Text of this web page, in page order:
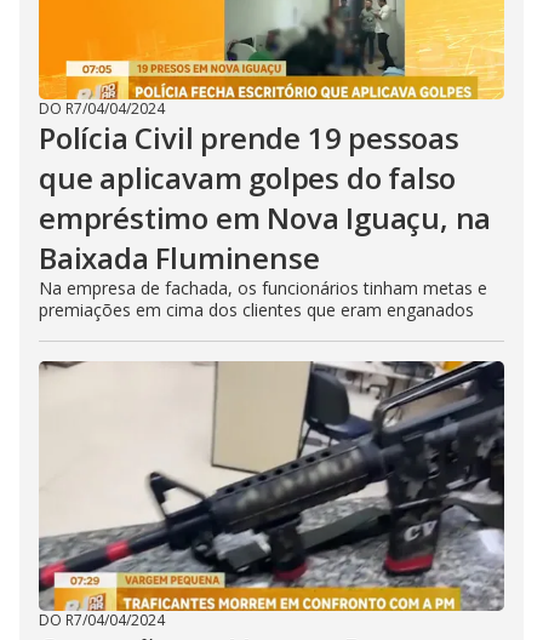
DO R7/04/04/2024
Polícia Civil prende 19 pessoas
que aplicavam golpes do falso
empréstimo em Nova Iguaçu, na
Baixada Fluminense
Na empresa de fachada, os funcionários tinham metas e
premiações em cima dos clientes que eram enganados
DO R7/04/04/2024